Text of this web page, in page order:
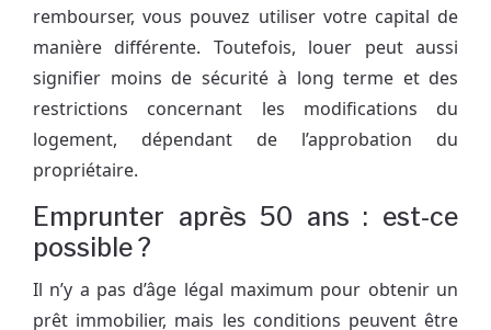
rembourser, vous pouvez utiliser votre capital de
manière différente. Toutefois, louer peut aussi
signifier moins de sécurité à long terme et des
restrictions concernant les modifications du
logement, dépendant de l’approbation du
propriétaire.
Emprunter après 50 ans : est-ce
possible ?
Il n’y a pas d’âge légal maximum pour obtenir un
prêt immobilier, mais les conditions peuvent être